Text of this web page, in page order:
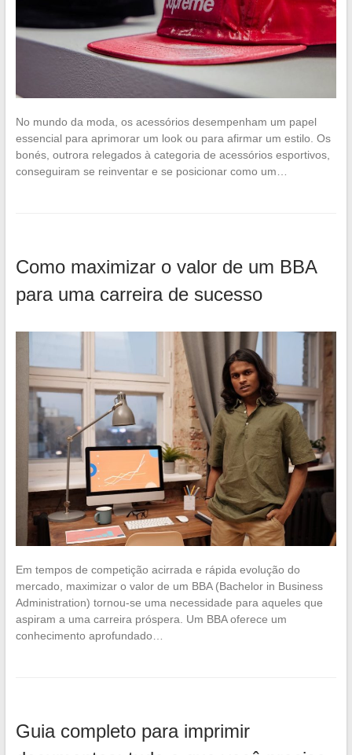
No mundo da moda, os acessórios desempenham um papel
essencial para aprimorar um look ou para afirmar um estilo. Os
bonés, outrora relegados à categoria de acessórios esportivos,
conseguiram se reinventar e se posicionar como um…
Como maximizar o valor de um BBA
para uma carreira de sucesso
Em tempos de competição acirrada e rápida evolução do
mercado, maximizar o valor de um BBA (Bachelor in Business
Administration) tornou-se uma necessidade para aqueles que
aspiram a uma carreira próspera. Um BBA oferece um
conhecimento aprofundado…
Guia completo para imprimir